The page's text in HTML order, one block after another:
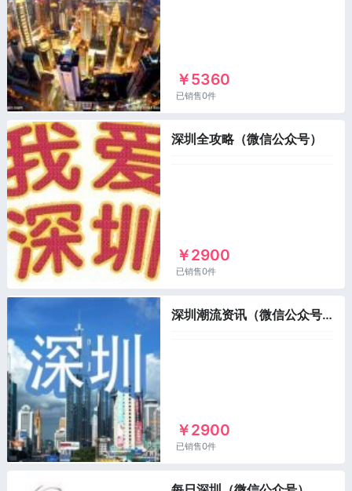
￥5360
已销售0件
深圳全攻略（微信公众号）
￥2900
已销售0件
深圳潮流资讯（微信公众号）
￥2900
已销售0件